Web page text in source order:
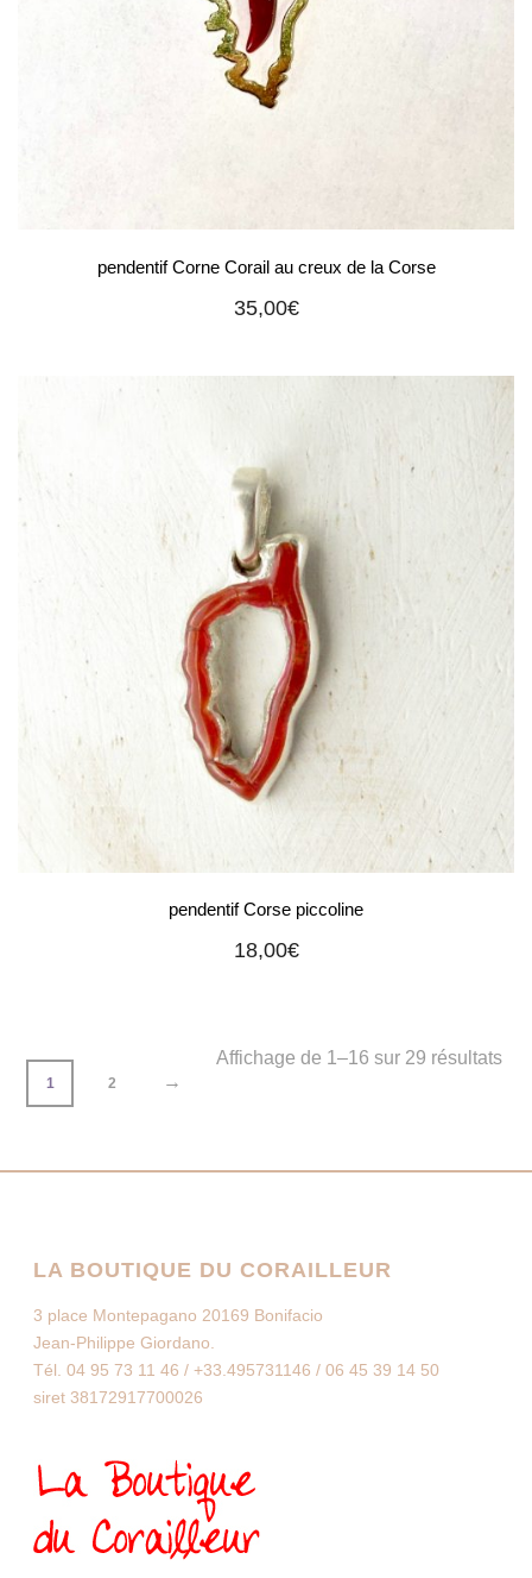
pendentif Corne Corail au creux de la Corse
35,00€
pendentif Corse piccoline
18,00€
1 2 →
Affichage de 1–16 sur 29 résultats
LA BOUTIQUE DU CORAILLEUR
3 place Montepagano 20169 Bonifacio
Jean-Philippe Giordano.
Tél. 04 95 73 11 46 / +33.495731146 / 06 45 39 14 50
siret 38172917700026